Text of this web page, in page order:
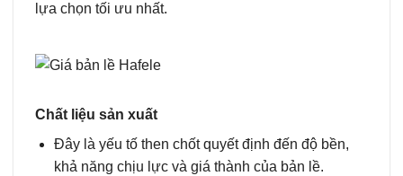
lựa chọn tối ưu nhất.
Chất liệu sản xuất
Đây là yếu tố then chốt quyết định đến độ bền,
khả năng chịu lực và giá thành của bản lề.